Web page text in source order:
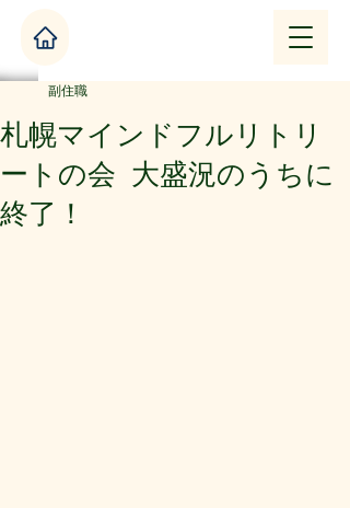
札幌マインドフルリトリ
ートの会 大盛況のうちに
終了！
副住職